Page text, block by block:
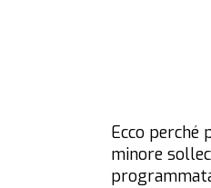
Ecco perché
minore